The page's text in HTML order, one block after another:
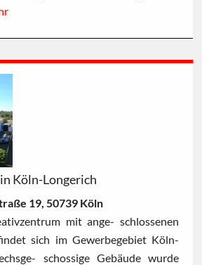
Köln-Longerich
19, 50739 Köln
mit ange- schlossenen
sich im Gewerbegebiet Köln-
schossige Gebäude wurde